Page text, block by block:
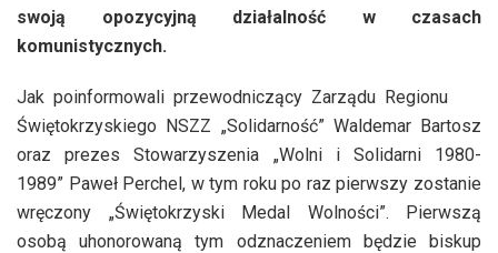
swoją opozycyjną działalność w czasach
komunistycznych.
Jak poinformowali przewodniczący Zarządu Regionu
Świętokrzyskiego NSZZ „Solidarność” Waldemar Bartosz
oraz prezes Stowarzyszenia „Wolni i Solidarni 1980-
1989” Paweł Perchel, w tym roku po raz pierwszy zostanie
wręczony „Świętokrzyski Medal Wolności”. Pierwszą
osobą uhonorowaną tym odznaczeniem będzie biskup